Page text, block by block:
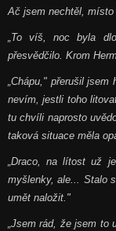
Ač jsem nechtěl, místo
„To víš, noc byla
přesvědčilo. Krom
„Chápu," přerušil jsem
nevím, jestli toho
tu chvíli naprosto
taková situace měla
„Draco, na lítost už
myšlenky, ale... Stalo
umět naložit."
„Jsem rád, že jsem to